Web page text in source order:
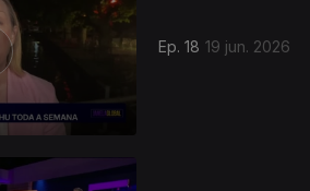
Ep. 18 19 jun. 2026